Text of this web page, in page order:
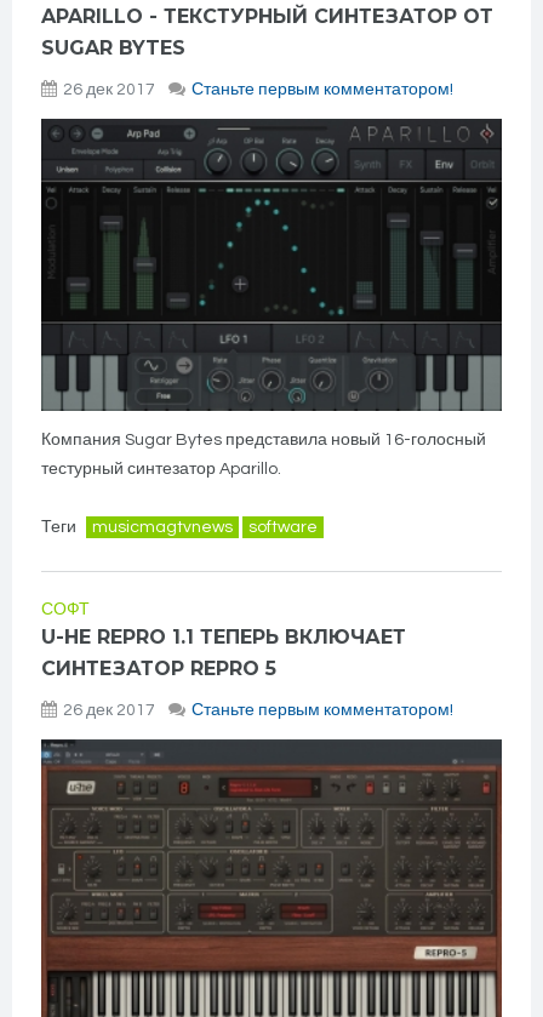
APARILLO - ТЕКСТУРНЫЙ СИНТЕЗАТОР ОТ
SUGAR BYTES
26 дек 2017 Станьте первым комментатором!
Компания Sugar Bytes представила новый 16-голосный
тестурный синтезатор Aparillo.
Теги musicmagtvnews software
СОФТ
U-HE REPRO 1.1 ТЕПЕРЬ ВКЛЮЧАЕТ
СИНТЕЗАТОР REPRO 5
26 дек 2017 Станьте первым комментатором!